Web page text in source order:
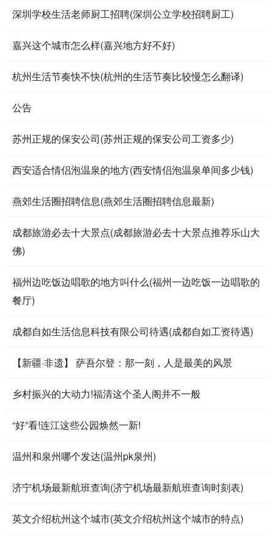
深圳学校生活老师厨工招聘(深圳公立学校招聘厨工)
嘉兴这个城市怎么样(嘉兴地方好不好)
杭州生活节奏快不快(杭州的生活节奏比较慢怎么翻译)
公告
苏州正规的保安公司(苏州正规的保安公司工资多少)
西安适合情侣泡温泉的地方(西安情侣泡温泉单间多少钱)
燕郊生活圈招聘信息(燕郊生活圈招聘信息最新)
成都旅游必去十大景点(成都旅游必去十大景点推荐乐山大
佛)
福州边吃饭边唱歌的地方叫什么(福州一边吃饭一边唱歌的
餐厅)
成都自如生活信息科技有限公司待遇(成都自如工资待遇)
【新疆·非遗】 萨吾尔登：那一刻，人是最美的风景
乡村振兴的大动力!福清这个圣人阁并不一般
“好”看!连江这些公园焕然一新!
温州和泉州哪个发达(温州pk泉州)
济宁机场最新航班查询(济宁机场最新航班查询时刻表)
英文介绍杭州这个城市(英文介绍杭州这个城市的特点)